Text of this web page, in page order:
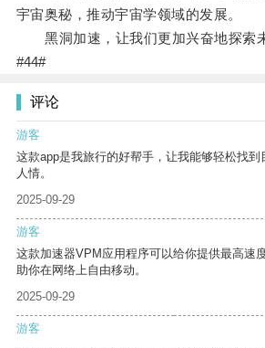
宇宙奥秘，推动宇宙学领域的发展。
黑洞加速，让我们更加兴奋地探索未
#44#
评论
游客
这款app是我旅行的好帮手，让我能够轻松找
人情。
2025-09-29
游客
这款加速器VPM应用程序可以给你提供最高速
助你在网络上自由移动。
2025-09-29
游客